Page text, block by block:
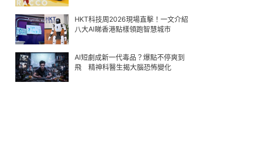
HKT科技周2026現場直擊！一文介紹
八大AI睇香港點樣領跑智慧城市
AI短劇成新一代毒品？爆點不停爽到
飛 精神科醫生揭大腦恐怖變化